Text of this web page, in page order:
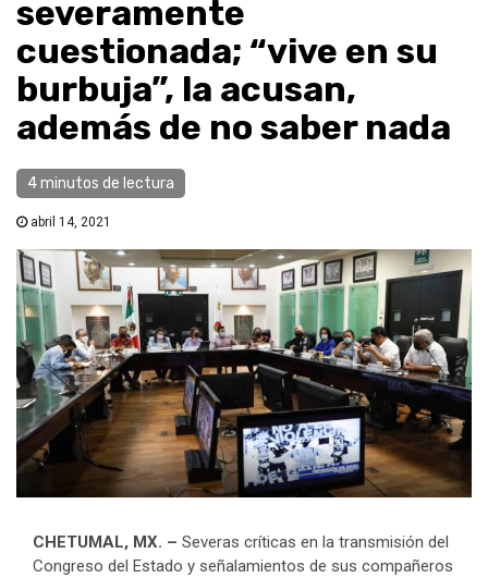
severamente
cuestionada; “vive en su
burbuja”, la acusan,
además de no saber nada
4 minutos de lectura
abril 14, 2021
CHETUMAL, MX. – Severas críticas en la transmisión del
Congreso del Estado y señalamientos de sus compañeros